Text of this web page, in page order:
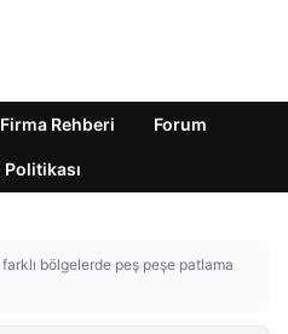
Firma Rehberi Forum
Politikası
farklı bölgelerde peş peşe patlama